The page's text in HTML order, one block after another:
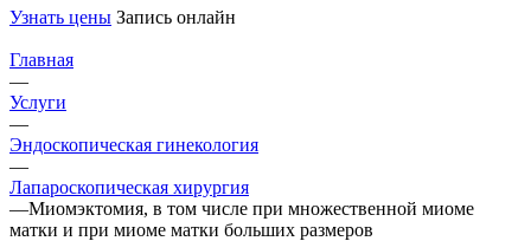
Узнать цены Запись онлайн
Главная
—
Услуги
—
Эндоскопическая гинекология
—
Лапароскопическая хирургия
—Миомэктомия, в том числе при множественной миоме
матки и при миоме матки больших размеров